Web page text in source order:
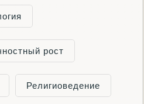
рост
Религиоведение